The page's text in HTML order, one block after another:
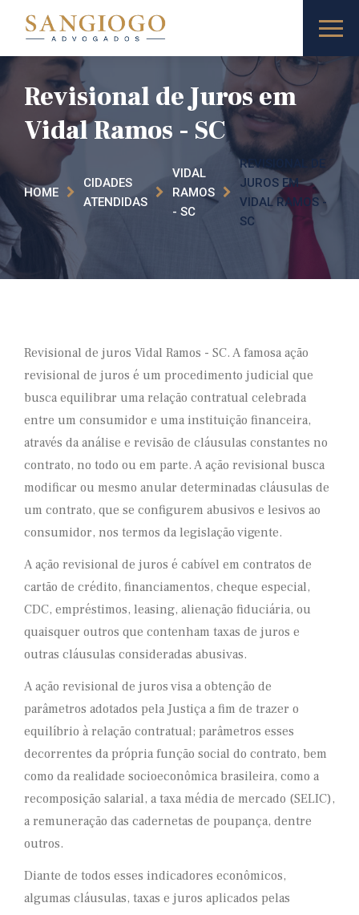
Revisional de Juros em
Vidal Ramos - SC
HOME
CIDADES
ATENDIDAS
VIDAL
RAMOS
- SC
REVISIONAL DE
JUROS EM
VIDAL RAMOS -
SC
Revisional de juros Vidal Ramos - SC. A famosa ação
revisional de juros é um procedimento judicial que
busca equilibrar uma relação contratual celebrada
entre um consumidor e uma instituição financeira,
através da análise e revisão de cláusulas constantes no
contrato, no todo ou em parte. A ação revisional busca
modificar ou mesmo anular determinadas cláusulas de
um contrato, que se configurem abusivos e lesivos ao
consumidor, nos termos da legislação vigente.
A ação revisional de juros é cabível em contratos de
cartão de crédito, financiamentos, cheque especial,
CDC, empréstimos, leasing, alienação fiduciária, ou
quaisquer outros que contenham taxas de juros e
outras cláusulas consideradas abusivas.
A ação revisional de juros visa a obtenção de
parâmetros adotados pela Justiça a fim de trazer o
equilíbrio à relação contratual; parâmetros esses
decorrentes da própria função social do contrato, bem
como da realidade socioeconômica brasileira, como a
recomposição salarial, a taxa média de mercado (SELIC),
a remuneração das cadernetas de poupança, dentre
outros.
Diante de todos esses indicadores econômicos,
algumas cláusulas, taxas e juros aplicados pelas